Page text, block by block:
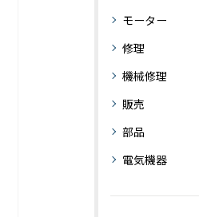
モーター
修理
機械修理
販売
部品
電気機器